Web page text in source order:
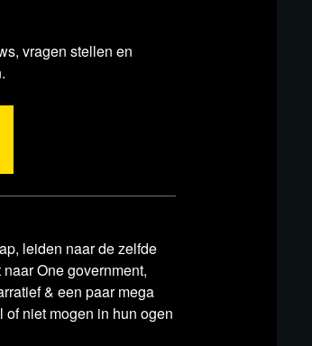
niet beschikbaar te stellen in
uitzendingen die via Rumble
uit Frankrijk.
bekeken worden via het
vragen stellen en
leiden naar de zelfde
One government,
& een paar mega
niet mogen in hun ogen